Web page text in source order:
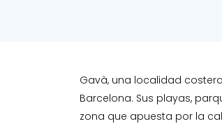
Gavà, una localidad
Barcelona. Sus playas,
zona que apuesta por la